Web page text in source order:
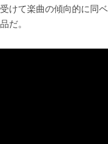
けて楽曲の傾向的に同
だ。